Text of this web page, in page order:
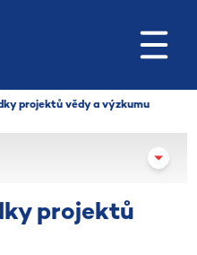
projektů vědy a výzkumu
projektů